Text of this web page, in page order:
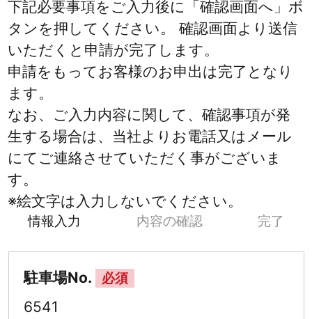
下記必要事項をご入力後に「確認画面へ」ボ
タンを押してください。 確認画面より送信
いただくと申請が完了します。
申請をもってお客様のお申出は完了となり
ます。
なお、ご入力内容に関して、確認事項が発
生する場合は、当社よりお電話又はメール
にてご連絡させていただく事がございま
す。
※絵文字は入力しないでください。
情報入力 内容の確認 完了
駐車場No. 必須
6541